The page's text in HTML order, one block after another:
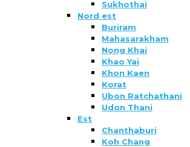
Sukhothai
Nord est
Buriram
Mahasarakham
Nong Khai
Khao Yai
Khon Kaen
Korat
Ubon Ratchathani
Udon Thani
Est
Chanthaburi
Koh Chang